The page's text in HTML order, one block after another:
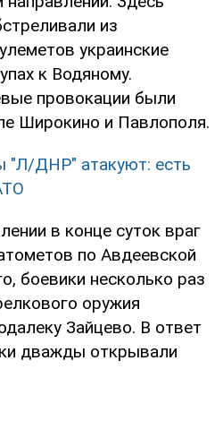
из
украинские
к Водяному.
провокации были
Широкино и Павлополя.
"Л/ДНР" атакуют: есть
в конце суток враг
по Авдеевской
боевики несколько раз
оружия
Зайцево. В ответ
дважды открывали